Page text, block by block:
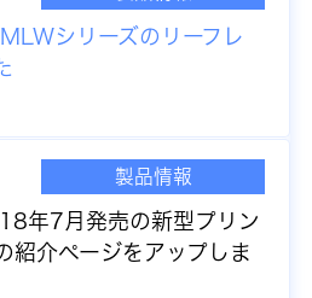
シリーズのリーフレ
製品情報
年7月発売の新型プリン
紹介ページをアップしま